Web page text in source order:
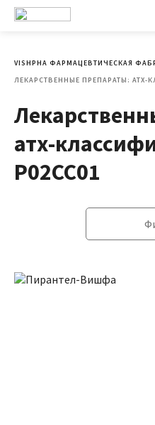
VISHPHA ФАРМАЦЕВТИЧЕСКАЯ
ЛЕКАРСТВЕННЫЕ ПРЕПАРАТЫ: АТХ-
атх-
P02CC01